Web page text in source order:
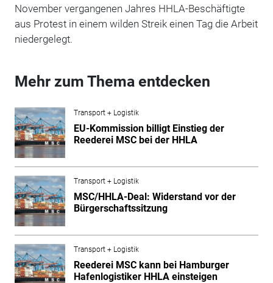
November vergangenen Jahres HHLA-Beschäftigte
aus Protest in einem wilden Streik einen Tag die Arbeit
niedergelegt.
Mehr zum Thema entdecken
Transport + Logistik
EU-Kommission billigt Einstieg der
Reederei MSC bei der HHLA
Transport + Logistik
MSC/HHLA-Deal: Widerstand vor der
Bürgerschaftssitzung
Transport + Logistik
Reederei MSC kann bei Hamburger
Hafenlogistiker HHLA einsteigen